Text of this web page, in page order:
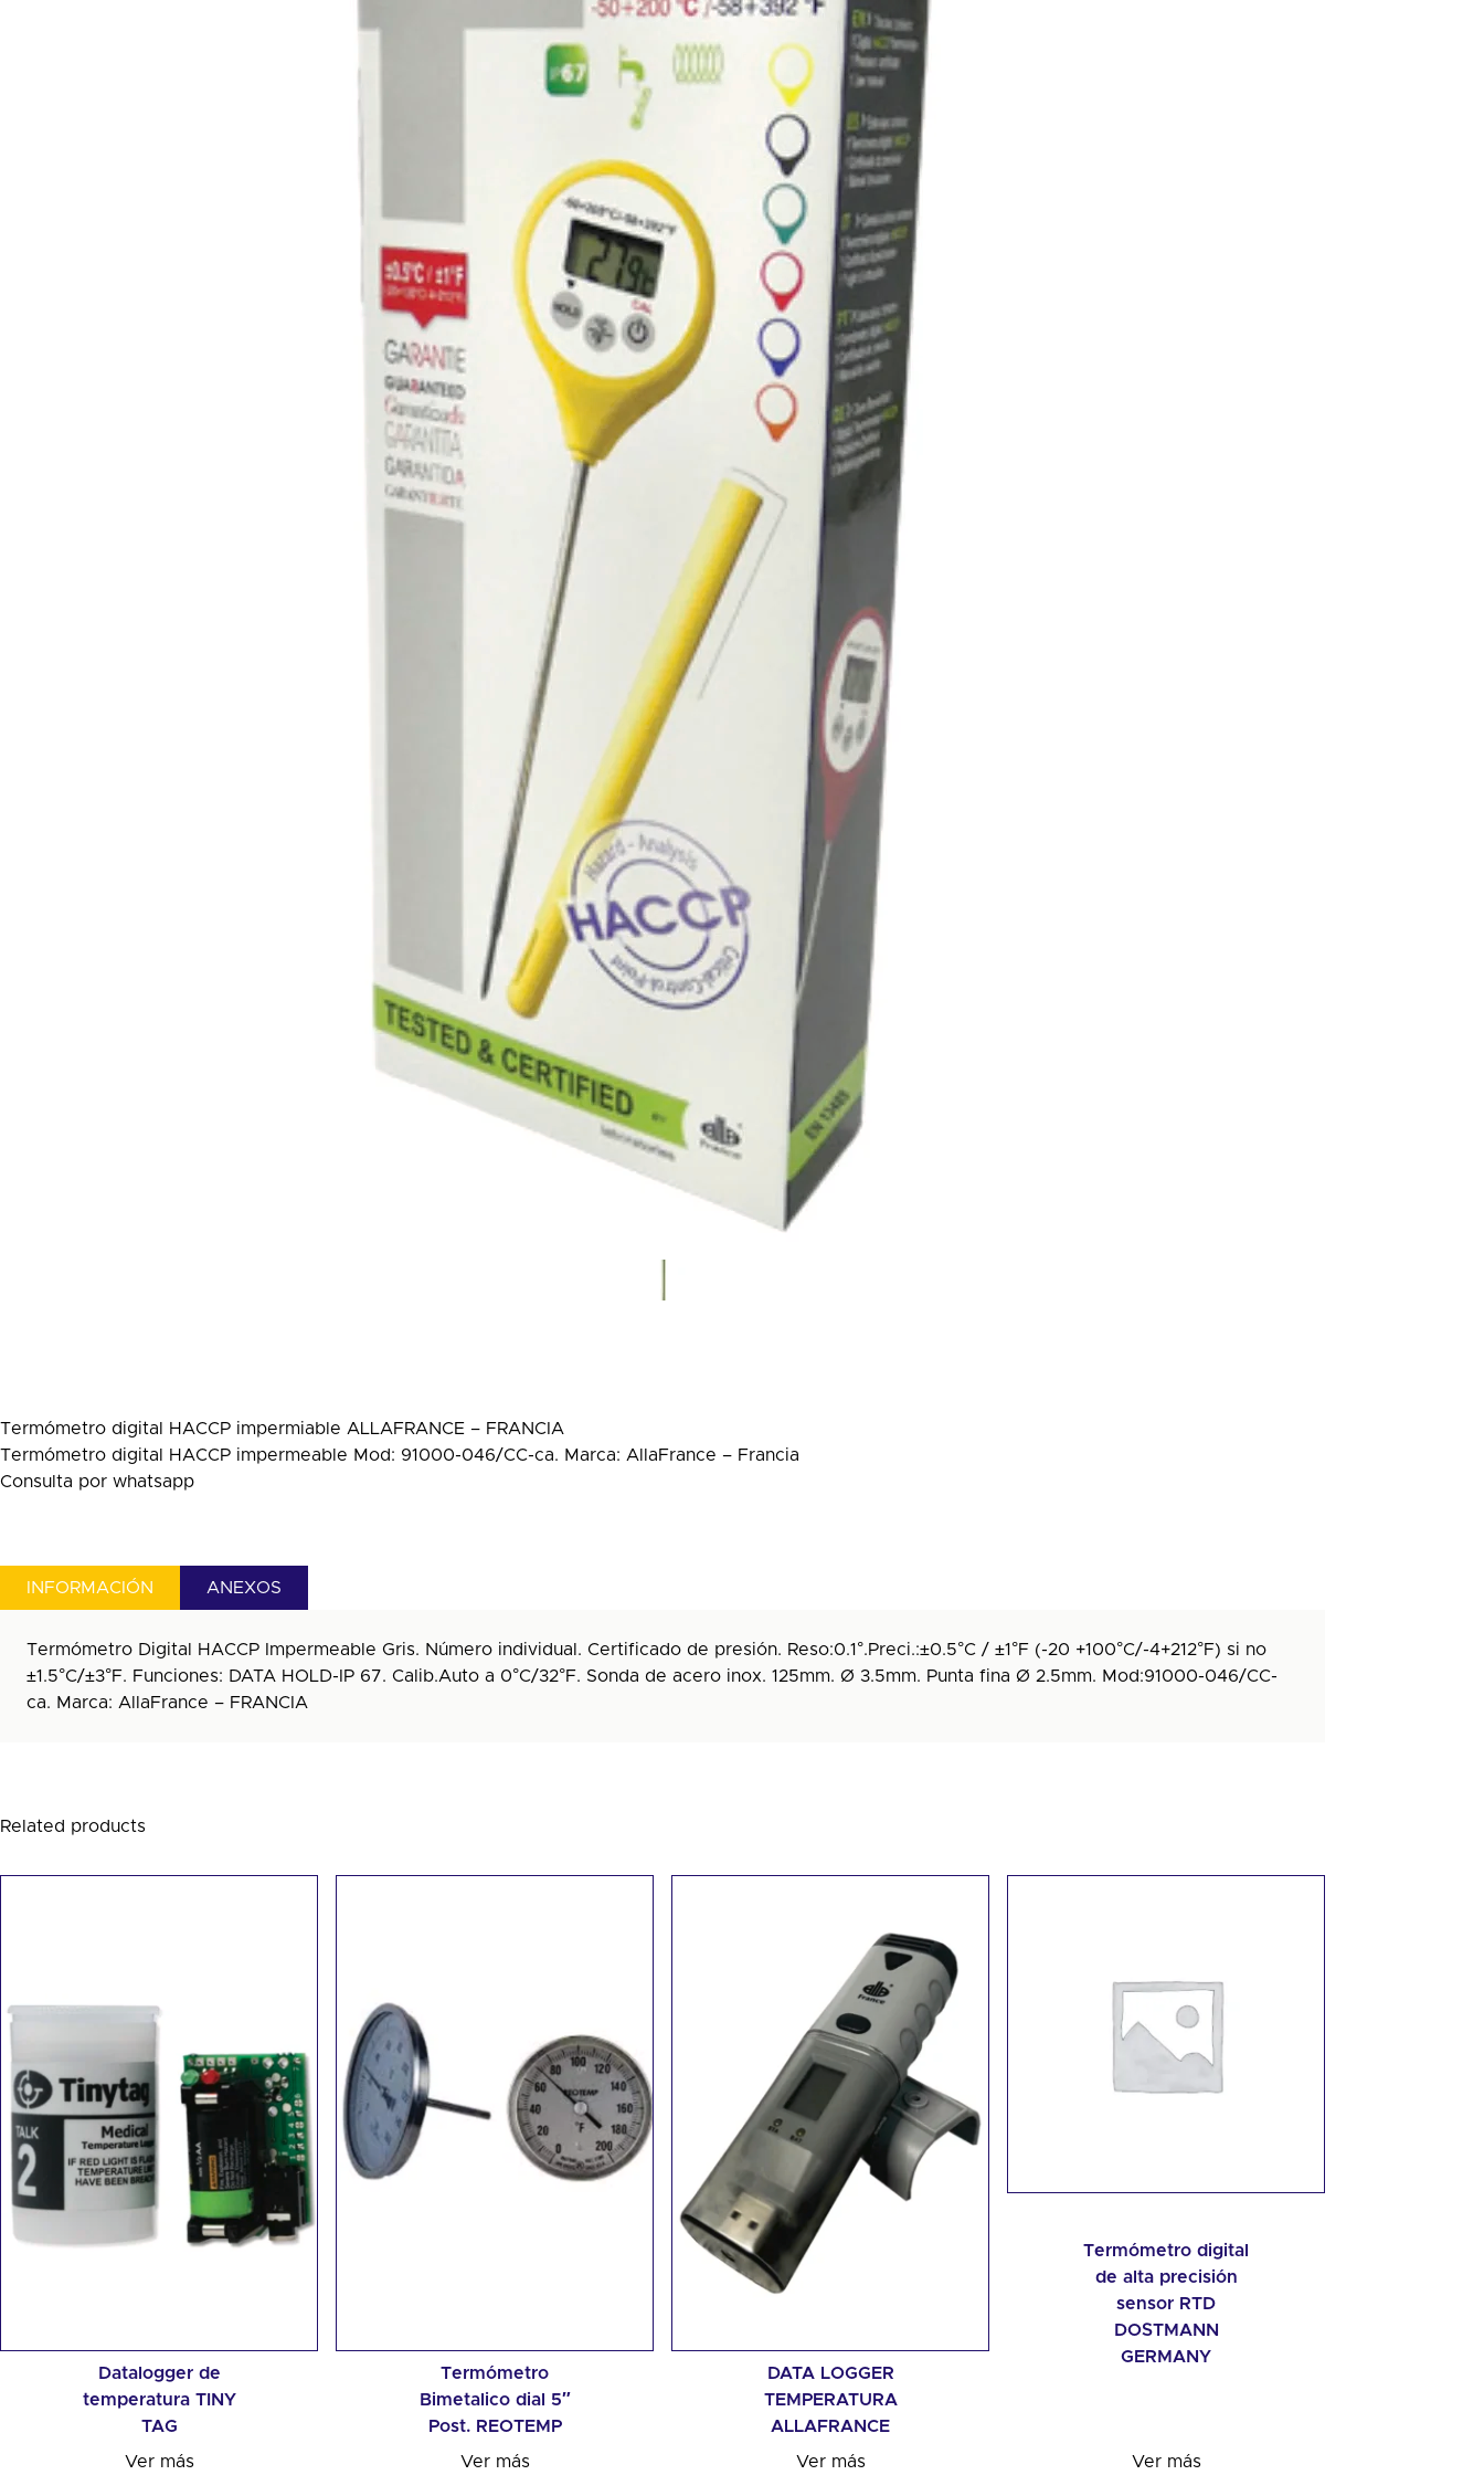
Termómetro digital HACCP impermiable ALLAFRANCE – FRANCIA
Termómetro digital HACCP impermeable Mod: 91000-046/CC-ca. Marca: AllaFrance – Francia
Consulta por whatsapp
INFORMACIÓN ANEXOS
Termómetro Digital HACCP Impermeable Gris. Número individual. Certificado de presión. Reso:0.1°.Preci.:±0.5°C / ±1°F (-20 +100°C/-4+212°F) si no
±1.5°C/±3°F. Funciones: DATA HOLD-IP 67. Calib.Auto a 0°C/32°F. Sonda de acero inox. 125mm. Ø 3.5mm. Punta fina Ø 2.5mm. Mod:91000-046/CC-
ca. Marca: AllaFrance – FRANCIA
Related products
Datalogger de
temperatura TINY
TAG
Ver más
Termómetro
Bimetalico dial 5″
Post. REOTEMP
Ver más
DATA LOGGER
TEMPERATURA
ALLAFRANCE
Ver más
Termómetro digital
de alta precisión
sensor RTD
DOSTMANN
GERMANY
Ver más